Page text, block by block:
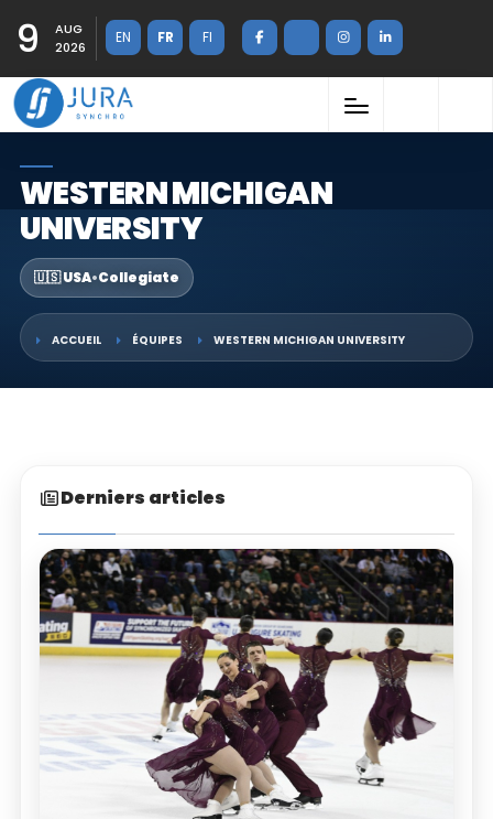
9
AUG
2026
EN FR FI
WESTERN MICHIGAN
UNIVERSITY
🇺🇸 USA•Collegiate
ACCUEIL ÉQUIPES WESTERN MICHIGAN UNIVERSITY
Derniers articles